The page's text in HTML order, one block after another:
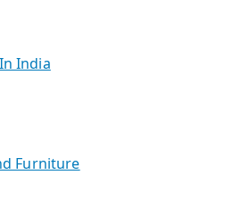
India
Furniture